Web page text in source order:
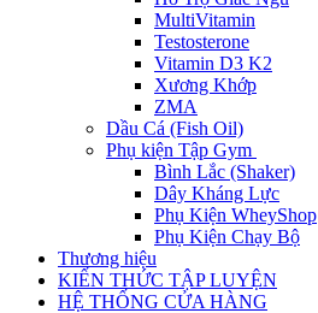
MultiVitamin
Testosterone
Vitamin D3 K2
Xương Khớp
ZMA
Dầu Cá (Fish Oil)
Phụ kiện Tập Gym
Bình Lắc (Shaker)
Dây Kháng Lực
Phụ Kiện WheyShop
Phụ Kiện Chạy Bộ
Thương hiệu
KIẾN THỨC TẬP LUYỆN
HỆ THỐNG CỬA HÀNG